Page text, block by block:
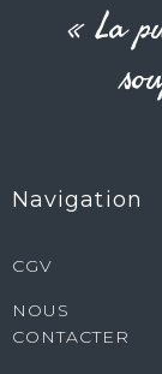
« La
Navigation
CGV
NOUS
CONTACTER